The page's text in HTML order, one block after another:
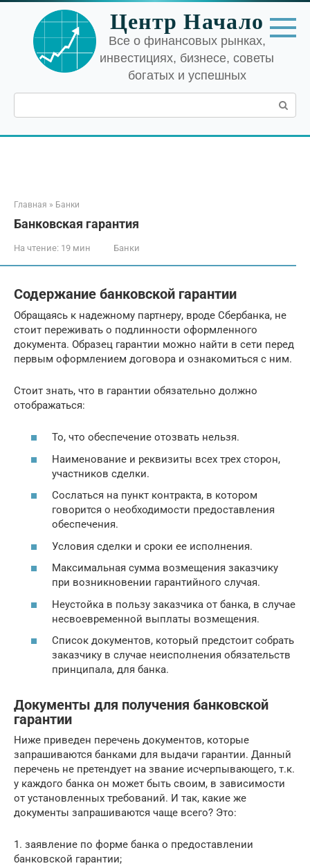
Перейти
контенту
Центр Начало
Все о финансовых рынках,
инвестициях, бизнесе, советы
богатых и успешных
Поиск:
Главная » Банки
Банковская гарантия
На чтение: 19 мин Банки
Содержание банковской гарантии
Обращаясь к надежному партнеру, вроде Сбербанка, не
стоит переживать о подлинности оформленного
документа. Образец гарантии можно найти в сети перед
первым оформлением договора и ознакомиться с ним.
Стоит знать, что в гарантии обязательно должно
отображаться:
То, что обеспечение отозвать нельзя.
Наименование и реквизиты всех трех сторон,
участников сделки.
Сослаться на пункт контракта, в котором
говорится о необходимости предоставления
обеспечения.
Условия сделки и сроки ее исполнения.
Максимальная сумма возмещения заказчику
при возникновении гарантийного случая.
Неустойка в пользу заказчика от банка, в случае
несвоевременной выплаты возмещения.
Список документов, который предстоит собрать
заказчику в случае неисполнения обязательств
принципала, для банка.
Документы для получения банковской
гарантии
Ниже приведен перечень документов, которые
запрашиваются банками для выдачи гарантии. Данный
перечень не претендует на звание исчерпывающего, т.к.
у каждого банка он может быть своим, в зависимости
от установленных требований. И так, какие же
документы запрашиваются чаще всего? Это:
1. заявление по форме банка о предоставлении
банковской гарантии;